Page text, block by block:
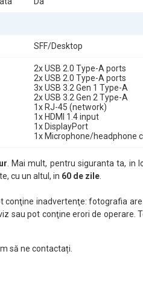
SFF/Desktop
2x USB 2.0 Type-A ports
2x USB 2.0 Type-A ports
3x USB 3.2 Gen 1 Type-A
2x USB 3.2 Gen 2 Type-A
1x RJ-45 (network)
1x HDMI 1.4 input
1x DisplayPort
1x Microphone/headphone
. Mai mult, pentru siguranta ta, in
cu un altul, in 60 de zile
inadvertenţe: fotografia
sau pot conţine erori de operare.
să ne contactați.